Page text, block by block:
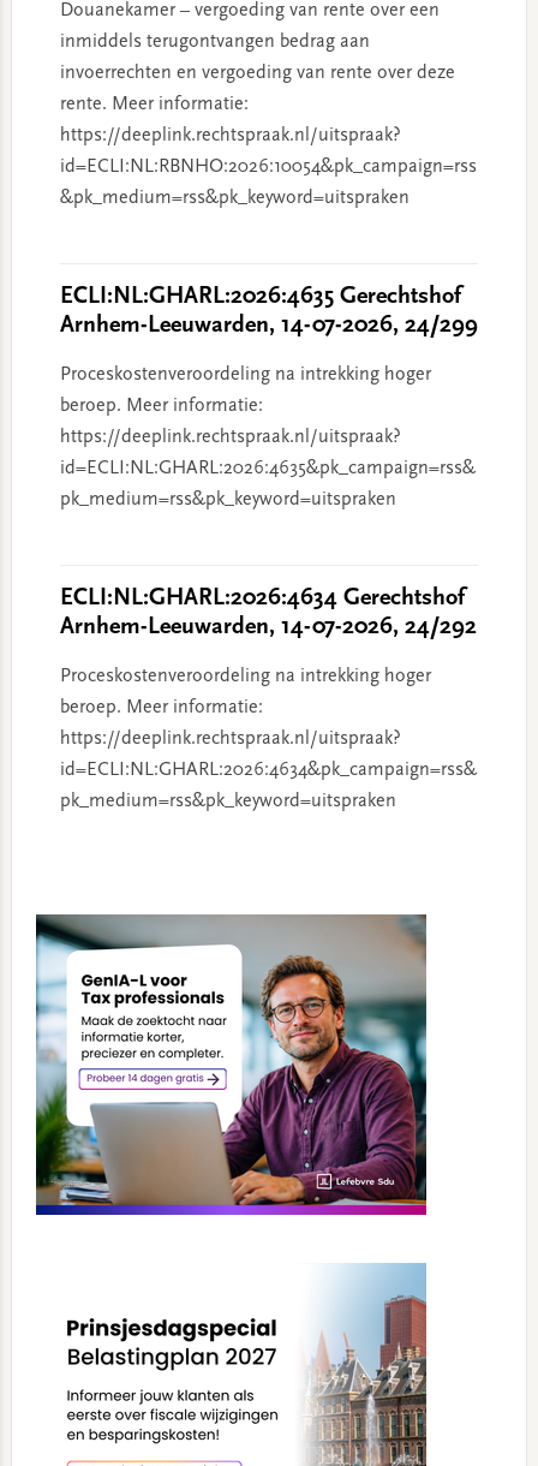
Douanekamer – vergoeding van rente over een
inmiddels terugontvangen bedrag aan
invoerrechten en vergoeding van rente over deze
rente. Meer informatie:
https://deeplink.rechtspraak.nl/uitspraak?
id=ECLI:NL:RBNHO:2026:10054&pk_campaign=rss
&pk_medium=rss&pk_keyword=uitspraken
ECLI:NL:GHARL:2026:4635 Gerechtshof
Arnhem-Leeuwarden, 14-07-2026, 24/299
Proceskostenveroordeling na intrekking hoger
beroep. Meer informatie:
https://deeplink.rechtspraak.nl/uitspraak?
id=ECLI:NL:GHARL:2026:4635&pk_campaign=rss&
pk_medium=rss&pk_keyword=uitspraken
ECLI:NL:GHARL:2026:4634 Gerechtshof
Arnhem-Leeuwarden, 14-07-2026, 24/292
Proceskostenveroordeling na intrekking hoger
beroep. Meer informatie:
https://deeplink.rechtspraak.nl/uitspraak?
id=ECLI:NL:GHARL:2026:4634&pk_campaign=rss&
pk_medium=rss&pk_keyword=uitspraken
Sidebar